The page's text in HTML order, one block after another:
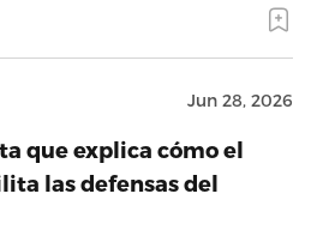
Jun 28, 2026
que explica cómo el
las defensas del